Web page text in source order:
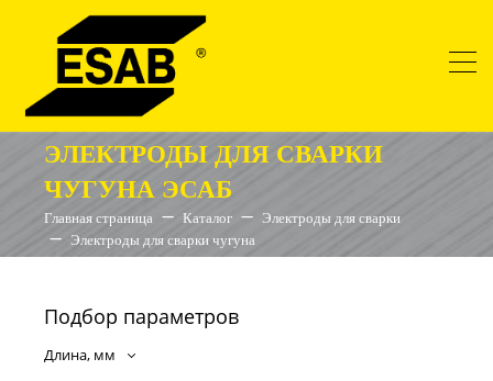
ЭЛЕКТРОДЫ ДЛЯ СВАРКИ
ЧУГУНА ЭСАБ
Главная страница Каталог
Электроды для сварки
Электроды для сварки чугуна
Подбор параметров
Длина, мм